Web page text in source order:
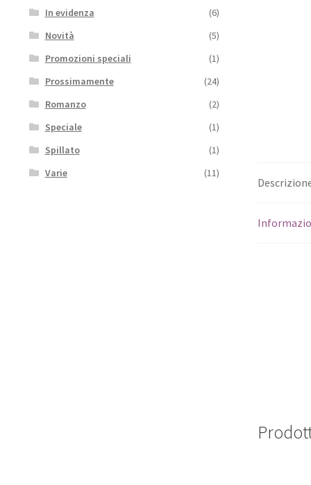
In evidenza
(6)
Novità
(5)
Promozioni speciali
(1)
Prossimamente
(24)
Romanzo
(2)
Speciale
(1)
Spillato
(1)
Varie
(11)